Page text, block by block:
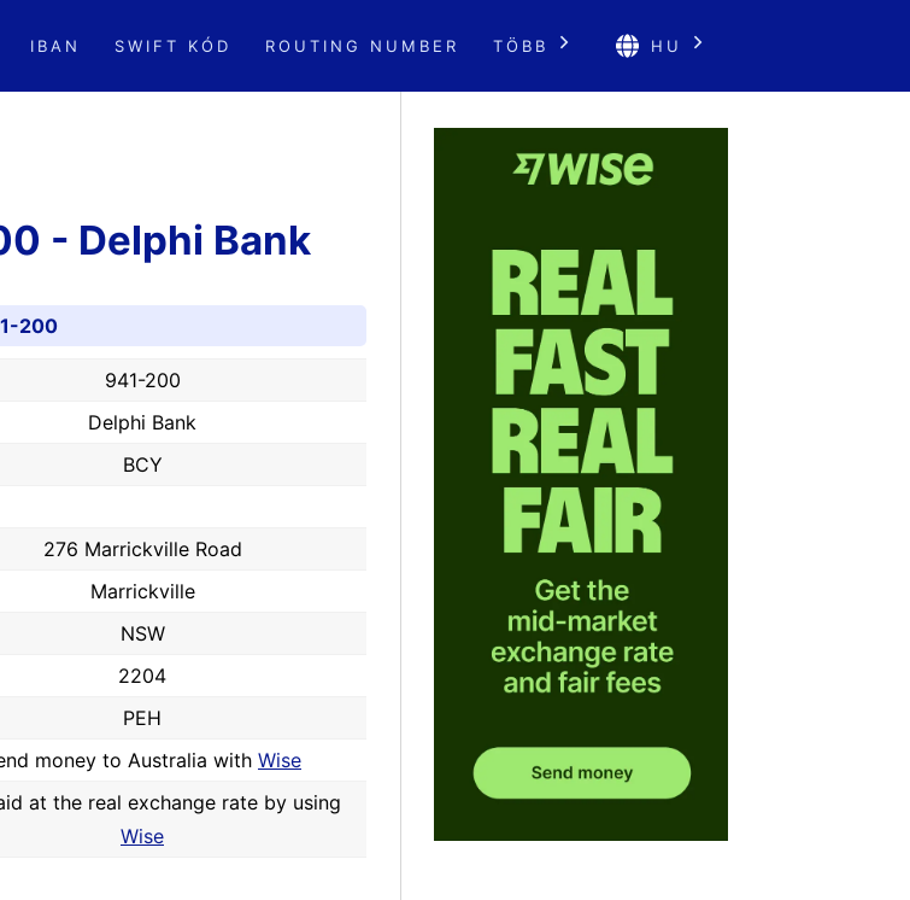
IBAN SWIFT KÓD ROUTING NUMBER TÖBB HU
- Delphi Bank
200
941-200
Delphi Bank
BCY
276 Marrickville Road
Marrickville
NSW
2204
PEH
money to Australia with Wise
at the real exchange rate by using
Wise